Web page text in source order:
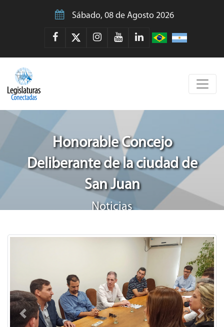
Sábado, 08 de Agosto 2026
Honorable Concejo
Deliberante de la ciudad de
San Juan
Noticias
Previous Next